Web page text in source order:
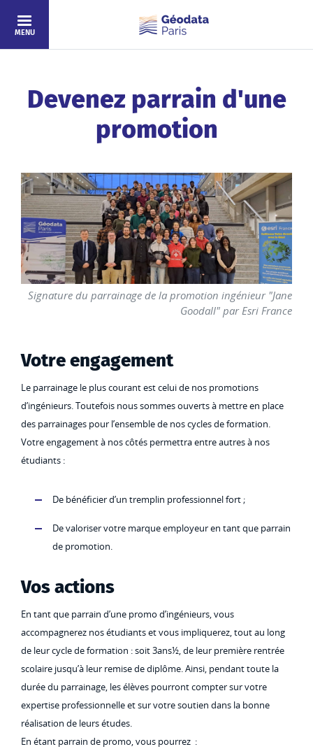
Aller au contenu principal
MENU
Devenez parrain d'une
promotion
Signature du parrainage de la promotion ingénieur "Jane
Goodall" par Esri France
Votre engagement
Le parrainage le plus courant est celui de nos promotions
d’ingénieurs. Toutefois nous sommes ouverts à mettre en place
des parrainages pour l’ensemble de nos cycles de formation.
Votre engagement à nos côtés permettra entre autres à nos
étudiants :
De bénéficier d’un tremplin professionnel fort ;
De valoriser votre marque employeur en tant que parrain
de promotion.
Vos actions
En tant que parrain d’une promo d’ingénieurs, vous
accompagnerez nos étudiants et vous impliquerez, tout au long
de leur cycle de formation : soit 3ans½, de leur première rentrée
scolaire jusqu’à leur remise de diplôme. Ainsi, pendant toute la
durée du parrainage, les élèves pourront compter sur votre
expertise professionnelle et sur votre soutien dans la bonne
réalisation de leurs études.
En étant parrain de promo, vous pourrez :